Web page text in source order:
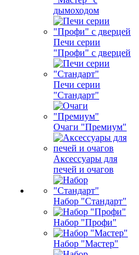
дымоходом
Печи серии
"Профи" с дверцей
Печи серии
"Стандарт"
Очаги "Премиум"
Аксессуары для
печей и очагов
Набор "Стандарт"
Набор "Профи"
Набор "Мастер"